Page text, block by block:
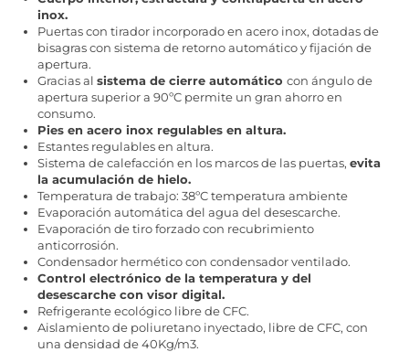
inox.
Puertas con tirador incorporado en acero inox, dotadas de
bisagras con sistema de retorno automático y fijación de
apertura.
Gracias al sistema de cierre automático con ángulo de
apertura superior a 90ºC permite un gran ahorro en
consumo.
Pies en acero inox regulables en altura.
Estantes regulables en altura.
Sistema de calefacción en los marcos de las puertas, evita
la acumulación de hielo.
Temperatura de trabajo: 38ºC temperatura ambiente
Evaporación automática del agua del desescarche.
Evaporación de tiro forzado con recubrimiento
anticorrosión.
Condensador hermético con condensador ventilado.
Control electrónico de la temperatura y del
desescarche con visor digital.
Refrigerante ecológico libre de CFC.
Aislamiento de poliuretano inyectado, libre de CFC, con
una densidad de 40Kg/m3.